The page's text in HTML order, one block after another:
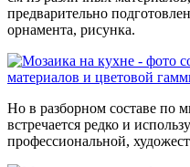
предварительно
орнамента, рисунка.
Но в разборном составе по
встречается редко и
профессиональной,